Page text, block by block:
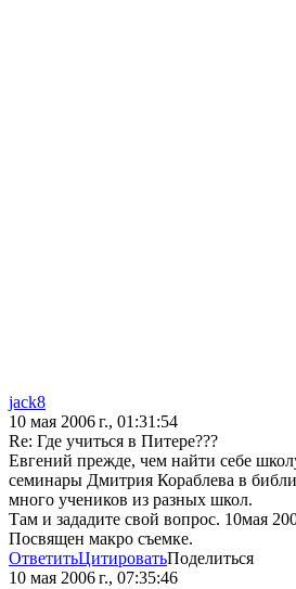
jack8
10 мая 2006 г., 01:31:54
Re: Где учиться в Питере???
Евгений прежде, чем найти себе
семинары Дмитрия Кораблева в
много учеников из разных школ.
Там и зададите свой вопрос. 10мая
Посвящен макро съемке.
ОтветитьЦитироватьПоделиться
10 мая 2006 г., 07:35:46